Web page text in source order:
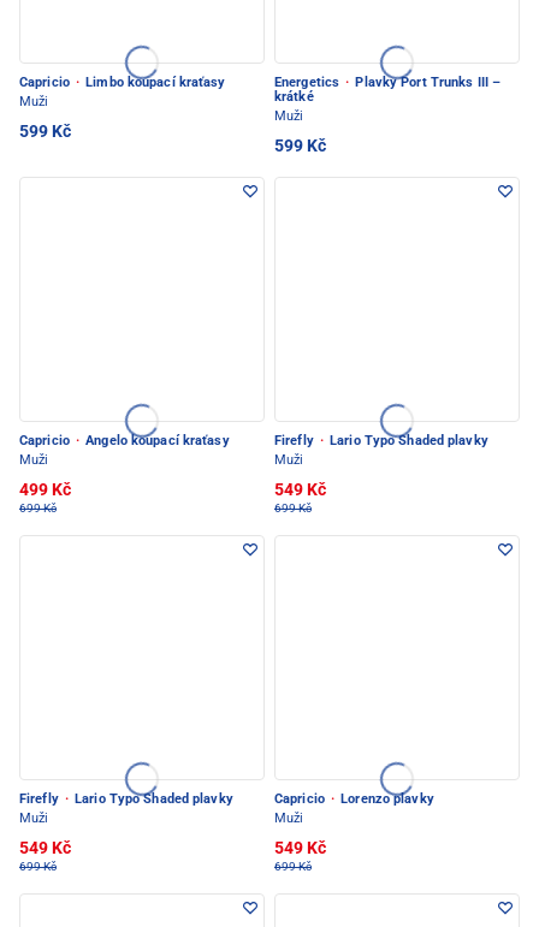
Capricio · Limbo koupací kraťasy
Muži
599 Kč
Energetics · Plavky Port Trunks III –
krátké
Muži
599 Kč
Capricio · Angelo koupací kraťasy
Muži
499 Kč
699 Kč
Firefly · Lario Typo Shaded plavky
Muži
549 Kč
699 Kč
Firefly · Lario Typo Shaded plavky
Muži
549 Kč
699 Kč
Capricio · Lorenzo plavky
Muži
549 Kč
699 Kč